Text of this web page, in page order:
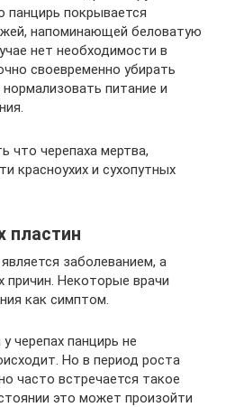
панцирь покрывается
напоминающей беловатую
нет необходимости в
своевременно убирать
питание и
что черепаха мертва,
красноухих и сухопутных
пластин
заболеванием, а
причин. Некоторые врачи
как симптом.
черепах панцирь не
Но в период роста
часто встречается такое
это может произойти